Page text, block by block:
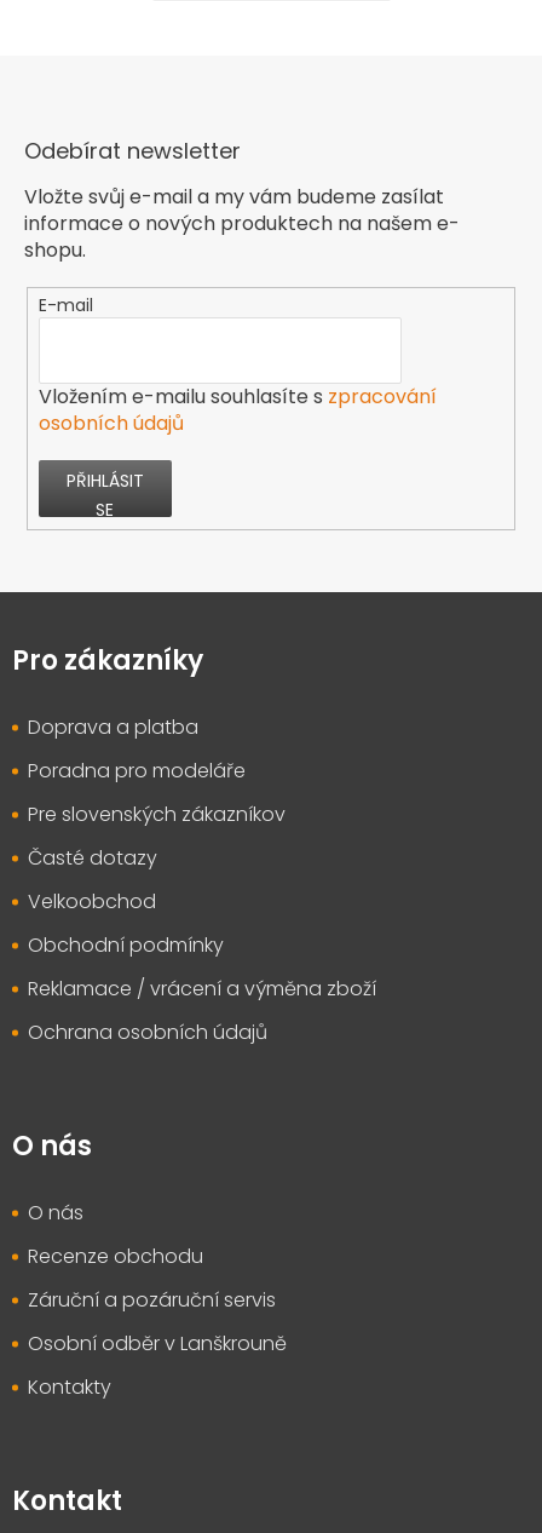
Odebírat newsletter
Vložte svůj e-mail a my vám budeme zasílat
informace o nových produktech na našem e-
shopu.
E-mail
Vložením e-mailu souhlasíte s zpracování
osobních údajů
PŘIHLÁSIT
SE
pPro zákazníky
Doprava a platba
Poradna pro modeláře
Pre slovenských zákazníkov
Časté dotazy
Velkoobchod
Obchodní podmínky
Reklamace / vrácení a výměna zboží
Ochrana osobních údajů
O nás
O nás
Recenze obchodu
Záruční a pozáruční servis
Osobní odběr v Lanškrouně
Kontakty
Kontakt